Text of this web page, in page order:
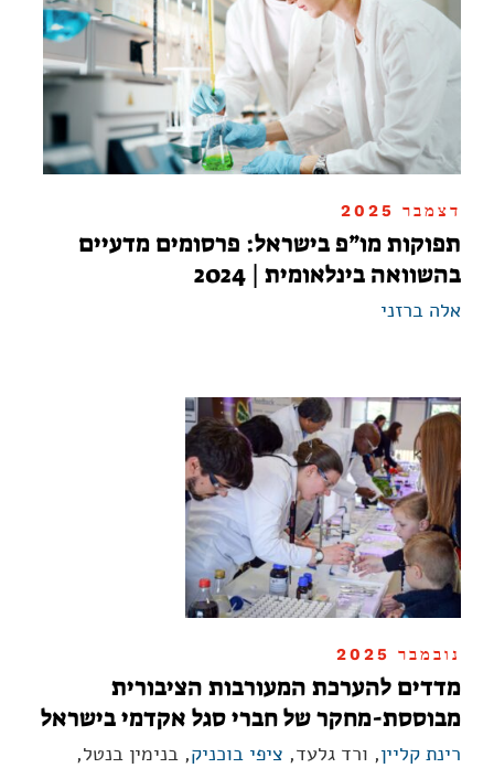
דצמבר 2025
תפוקות מו”פ בישראל: פרסומים מדעיים
בהשוואה בינלאומית | 2024
אלה ברזני
נובמבר 2025
מדדים להערכת המעורבות הציבורית
מבוססת-מחקר של חברי סגל אקדמי בישראל
רינת קליין, ורד גלעד, ציפי בוכניק, בנימין בנטל,